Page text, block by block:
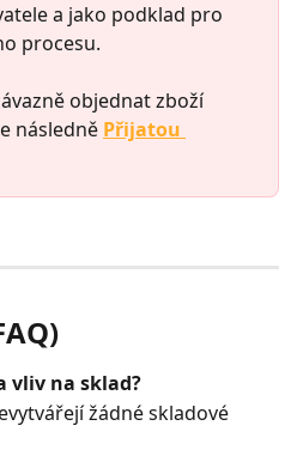
a jako podklad pro
procesu.
objednat zboží
následně Přijatou
vliv na sklad?
žádné skladové